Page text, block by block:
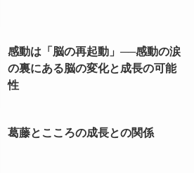
感動は「脳の再起動」──感動の涙
の裏にある脳の変化と成長の可能
性
葛藤とこころの成長との関係